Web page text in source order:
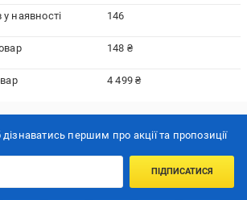
у наявності
146
148 ₴
4 499 ₴
першим про акції та пропозиції
ПІДПИСАТИСЯ